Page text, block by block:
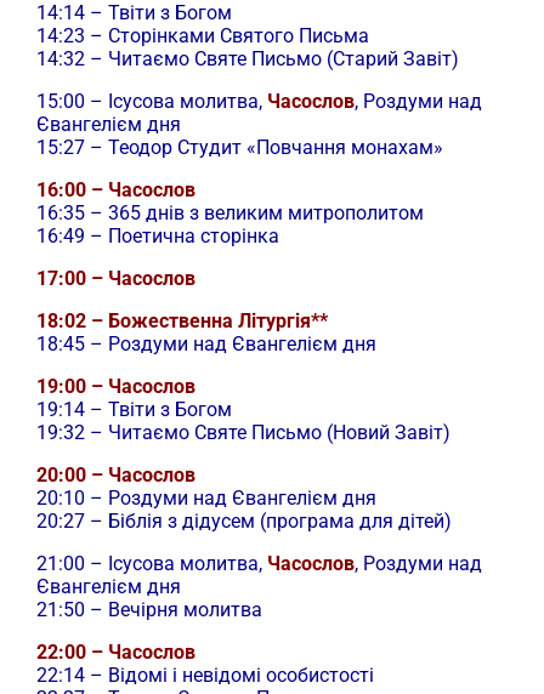
14:14 – Твіти з Богом
14:23 – Сторінками Святого Письма
14:32 – Читаємо Святе Письмо (Старий Завіт)
15:00 – Ісусова молитва, Часослов, Роздуми над
Євангелієм дня
15:27 – Теодор Студит «Повчання монахам»
16:00 – Часослов
16:35 – 365 днів з великим митрополитом
16:49 – Поетична сторінка
17:00 – Часослов
18:02 – Божественна Літургія**
18:45 – Роздуми над Євангелієм дня
19:00 – Часослов
19:14 – Твіти з Богом
19:32 – Читаємо Святе Письмо (Новий Завіт)
20:00 – Часослов
20:10 – Роздуми над Євангелієм дня
20:27 – Біблія з дідусем (програма для дітей)
21:00 – Ісусова молитва, Часослов, Роздуми над
Євангелієм дня
21:50 – Вечірня молитва
22:00 – Часослов
22:14 – Відомі і невідомі особистості